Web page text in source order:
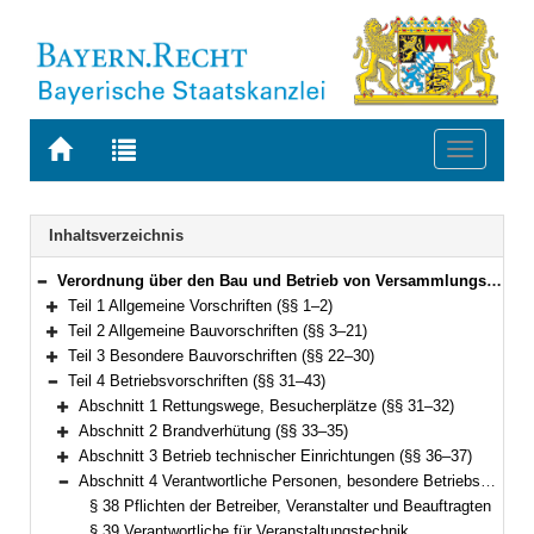
Zur
BAYERN.RECHT
Zur
letzten
Suche
Toggle
Navigation
Inhaltsverzeichnis
Bereich reduzieren
Verordnung über den Bau und Betrieb von Versammlungsstätten (Versammlungsstättenverordnung – VStättV) Vom 2. November 2007 (GVBl. S. 736) BayRS 2132-1-5-B (§§ 1–49)
Bereich erweitern
Teil 1 Allgemeine Vorschriften (§§ 1–2)
Bereich erweitern
Teil 2 Allgemeine Bauvorschriften (§§ 3–21)
Bereich erweitern
Teil 3 Besondere Bauvorschriften (§§ 22–30)
Bereich reduzieren
Teil 4 Betriebsvorschriften (§§ 31–43)
Bereich erweitern
Abschnitt 1 Rettungswege, Besucherplätze (§§ 31–32)
Bereich erweitern
Abschnitt 2 Brandverhütung (§§ 33–35)
Bereich erweitern
Abschnitt 3 Betrieb technischer Einrichtungen (§§ 36–37)
Bereich reduzieren
Abschnitt 4 Verantwortliche Personen, besondere Betriebsvorschriften (§§ 38–43)
§ 38 Pflichten der Betreiber, Veranstalter und Beauftragten